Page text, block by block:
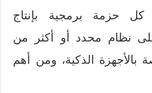
كل حزمة برمجية بإنتاج
نظام محدد أو أكثر من
بالأجهزة الذكية، ومن أهم